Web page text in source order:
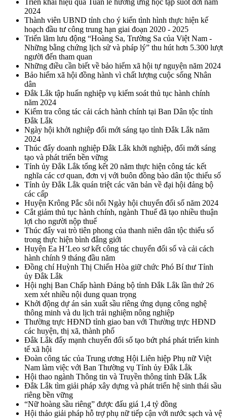
Triển khai hiệu quả Tuần lễ hưởng ứng học tập suốt đời năm
2024
Thành viên UBND tỉnh cho ý kiến tình hình thực hiện kế
hoạch đầu tư công trung hạn giai đoạn 2020 - 2025
Triển lãm lưu động “Hoàng Sa, Trường Sa của Việt Nam -
Những bằng chứng lịch sử và pháp lý” thu hút hơn 5.300 lượt
người đến tham quan
Những điều cần biết về bảo hiểm xã hội tự nguyện năm 2024
Bảo hiểm xã hội đồng hành vì chất lượng cuộc sống Nhân
dân
Đắk Lắk tập huấn nghiệp vụ kiểm soát thủ tục hành chính
năm 2024
Kiểm tra công tác cải cách hành chính tại Ban Dân tộc tỉnh
Đắk Lắk
Ngày hội khởi nghiệp đổi mới sáng tạo tỉnh Đắk Lắk năm
2024
Thúc đẩy doanh nghiệp Đắk Lắk khởi nghiệp, đổi mới sáng
tạo và phát triển bền vững
Tỉnh ủy Đắk Lắk tổng kết 20 năm thực hiện công tác kết
nghĩa các cơ quan, đơn vị với buôn đồng bào dân tộc thiểu số
Tỉnh ủy Đắk Lắk quán triệt các văn bản về đại hội đảng bộ
các cấp
Huyện Krông Pắc sôi nổi Ngày hội chuyển đổi số năm 2024
Cắt giảm thủ tục hành chính, ngành Thuế đã tạo nhiều thuận
lợi cho người nộp thuế
Thúc đẩy vai trò tiên phong của thanh niên dân tộc thiểu số
trong thực hiện bình đẳng giới
Huyện Ea H’Leo sơ kết công tác chuyển đổi số và cải cách
hành chính 9 tháng đầu năm
Đồng chí Huỳnh Thị Chiến Hòa giữ chức Phó Bí thư Tỉnh
ủy Đắk Lắk
Hội nghị Ban Chấp hành Đảng bộ tỉnh Đắk Lắk lần thứ 26
xem xét nhiều nội dung quan trọng
Khởi động dự án sản xuất sầu riêng ứng dụng công nghệ
thông minh và du lịch trải nghiệm nông nghiệp
Thường trực HĐND tỉnh giao ban với Thường trực HĐND
các huyện, thị xã, thành phố
Đắk Lắk đẩy mạnh chuyển đổi số tạo bứt phá phát triển kinh
tế xã hội
Đoàn công tác của Trung ương Hội Liên hiệp Phụ nữ Việt
Nam làm việc với Ban Thường vụ Tỉnh ủy Đắk Lắk
Hội thao ngành Thông tin và Truyền thông tỉnh Đắk Lắk
Đắk Lắk tìm giải pháp xây dựng và phát triển hệ sinh thái sầu
riêng bền vững
“Nữ hoàng sầu riêng” được đấu giá 1,4 tỷ đồng
Hội thảo giải pháp hỗ trợ phụ nữ tiếp cận với nước sạch và vệ